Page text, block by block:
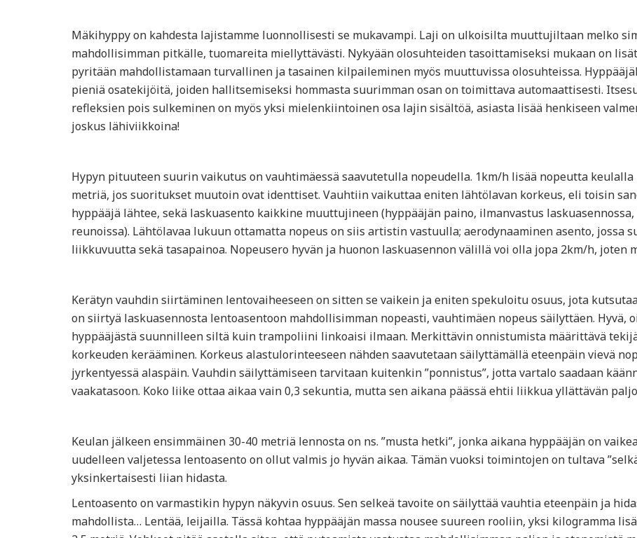
Mäkihyppy on kahdesta lajistamme luonnollisesti se mukavampi. Laji on ulkoisilta muuttujiltaan melko
mahdollisimman pitkälle, tuomareita miellyttävästi. Nykyään olosuhteiden tasoittamiseksi mukaan on
pyritään mahdollistamaan turvallinen ja tasainen kilpaileminen myös muuttuvissa olosuhteissa.
pieniä osatekijöitä, joiden hallitsemiseksi hommasta suurimman osan on toimittava automaattisesti.
refleksien pois sulkeminen on myös yksi mielenkiintoinen osa lajin sisältöä, asiasta lisää henkiseen
joskus lähiviikkoina!
Hypyn pituuteen suurin vaikutus on vauhtimäessä saavutetulla nopeudella. 1km/h lisää nopeutta
metriä, jos suoritukset muutoin ovat identtiset. Vauhtiin vaikuttaa eniten lähtölavan korkeus, eli toisin
hyppääjä lähtee, sekä laskuasento kaikkine muuttujineen (hyppääjän paino, ilmanvastus
reunoissa). Lähtölavaa lukuun ottamatta nopeus on siis artistin vastuulla; aerodynaaminen asento, jossa
liikkuvuutta sekä tasapainoa. Nopeusero hyvän ja huonon laskuasennon välillä voi olla jopa 2km/h, joten
Kerätyn vauhdin siirtäminen lentovaiheeseen on sitten se vaikein ja eniten spekuloitu osuus, jota
on siirtyä laskuasennosta lentoasentoon mahdollisimman nopeasti, vauhtimäen nopeus säilyttäen.
hyppääjästä suunnilleen siltä kuin trampoliini linkoaisi ilmaan. Merkittävin onnistumista määrittävä
korkeuden kerääminen. Korkeus alastulorinteeseen nähden saavutetaan säilyttämällä eteenpäin vievä
jyrkentyessä alaspäin. Vauhdin säilyttämiseen tarvitaan kuitenkin ”ponnistus”, jotta vartalo saadaan
vaakatasoon. Koko liike ottaa aikaa vain 0,3 sekuntia, mutta sen aikana päässä ehtii liikkua yllättävän
Keulan jälkeen ensimmäinen 30-40 metriä lennosta on ns. ”musta hetki”, jonka aikana hyppääjän on
uudelleen valjetessa lentoasento on ollut valmis jo hyvän aikaa. Tämän vuoksi toimintojen on tultava
yksinkertaisesti liian hidasta.
Lentoasento on varmastikin hypyn näkyvin osuus. Sen selkeä tavoite on säilyttää vauhtia eteenpäin ja
mahdollista… Lentää, leijailla. Tässä kohtaa hyppääjän massa nousee suureen rooliin, yksi kilogramma